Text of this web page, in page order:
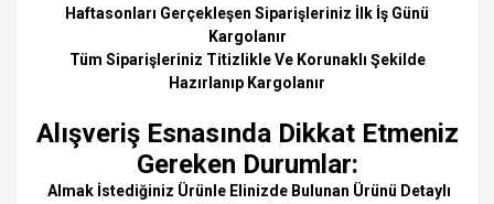
Haftasonları Gerçekleşen Siparişleriniz İlk İş Günü
Kargolanır
Tüm Siparişleriniz Titizlikle Ve Korunaklı Şekilde
Hazırlanıp Kargolanır
Alışveriş Esnasında Dikkat Etmeniz
Gereken Durumlar:
Almak İstediğiniz Ürünle Elinizde Bulunan Ürünü Detaylı